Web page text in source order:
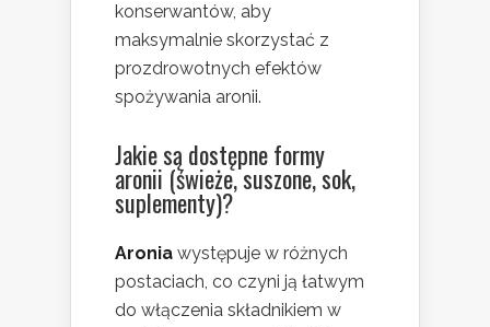
konserwantów, aby
maksymalnie skorzystać z
prozdrowotnych efektów
spożywania aronii.
Jakie są dostępne formy
aronii (świeże, suszone, sok,
suplementy)?
Aronia występuje w różnych
postaciach, co czyni ją łatwym
do włączenia składnikiem w